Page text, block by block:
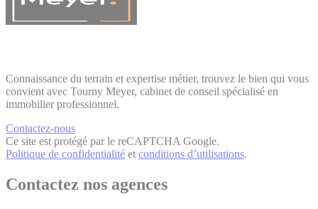
Connaissance du terrain et expertise métier, trouvez le bien qui vous
convient avec Tourny Meyer, cabinet de conseil spécialisé en
immobilier professionnel.
Contactez-nous
Ce site est protégé par le reCAPTCHA Google.
Politique de confidentialité et conditions d’utilisations.
Contactez nos agences